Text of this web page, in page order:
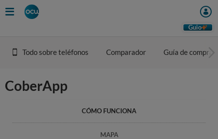
to
Guio
Todo sobre teléfonos Comparador Guía de compra
CoberApp
CÓMO FUNCIONA
MAPA